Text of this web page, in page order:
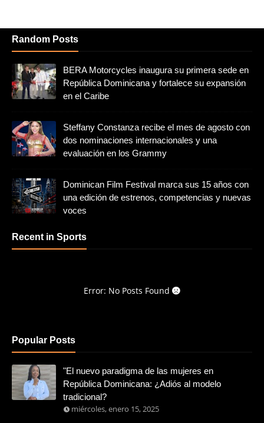
Random Posts
BERA Motorcycles inaugura su primera sede en
República Dominicana y fortalece su expansión
en el Caribe
Steffany Constanza recibe el mes de agosto con
dos nominaciones internacionales y una
evaluación en los Grammy
Dominican Film Festival marca sus 15 años con
una edición de estrenos, competencias y nuevas
voces
Recent in Sports
Error: No Posts Found
Popular Posts
"El nuevo paradigma de las mujeres en
República Dominicana: ¿Adiós al modelo
tradicional?
miércoles, enero 15, 2025